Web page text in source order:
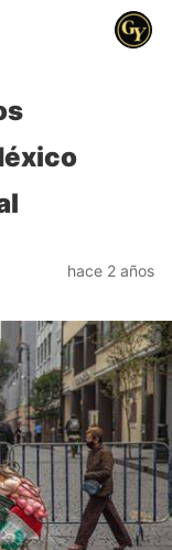
hace 2 años